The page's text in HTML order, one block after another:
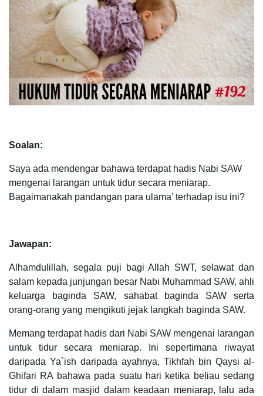
Soalan:
Saya ada mendengar bahawa terdapat hadis Nabi SAW
mengenai larangan untuk tidur secara meniarap.
Bagaimanakah pandangan para ulama’ terhadap isu ini?
Jawapan:
Alhamdulillah, segala puji bagi Allah SWT, selawat dan
salam kepada junjungan besar Nabi Muhammad SAW, ahli
keluarga baginda SAW, sahabat baginda SAW serta
orang-orang yang mengikuti jejak langkah baginda SAW.
Memang terdapat hadis dari Nabi SAW mengenai larangan
untuk tidur secara meniarap. Ini sepertimana riwayat
daripada Ya`ish daripada ayahnya, Tikhfah bin Qaysi al-
Ghifari RA bahawa pada suatu hari ketika beliau sedang
tidur di dalam masjid dalam keadaan meniarap, lalu ada